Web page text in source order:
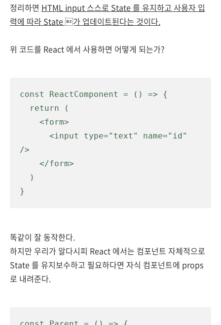
정리하면 HTML input 스스로 State 를 유지하고 사용자 입
력에 따라 State 가 업데이트된다는 것이다.
위 코드를 React 에서 사용하면 어떻게 되는가?
const ReactComponent = () => {
/>
}
똑같이 잘 동작한다.
하지만 우리가 알다시피 React 에서는 컴포넌트 자체적으로
State 를 유지보수하고 필요하다면 자식 컴포넌트에 props
로 내려준다.